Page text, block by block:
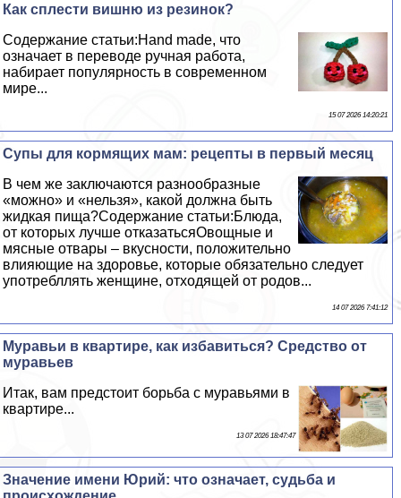
Как сплести вишню из резинок?
Содержание статьи:Hand made, что
означает в переводе ручная работа,
набирает популярность в современном
мире...
15 07 2026 14:20:21
Супы для кормящих мам: рецепты в первый месяц
В чем же заключаются разнообразные
«можно» и «нельзя», какой должна быть
жидкая пища?Содержание статьи:Блюда,
от которых лучше отказатьсяОвощные и
мясные отвары – вкусности, положительно
влияющие на здоровье, которые обязательно следует
употрeбллять женщине, отходящей от родов...
14 07 2026 7:41:12
Муравьи в квартире, как избавиться? Средство от
муравьев
Итак, вам предстоит борьба с муравьями в
квартире...
13 07 2026 18:47:47
Значение имени Юрий: что означает, судьба и